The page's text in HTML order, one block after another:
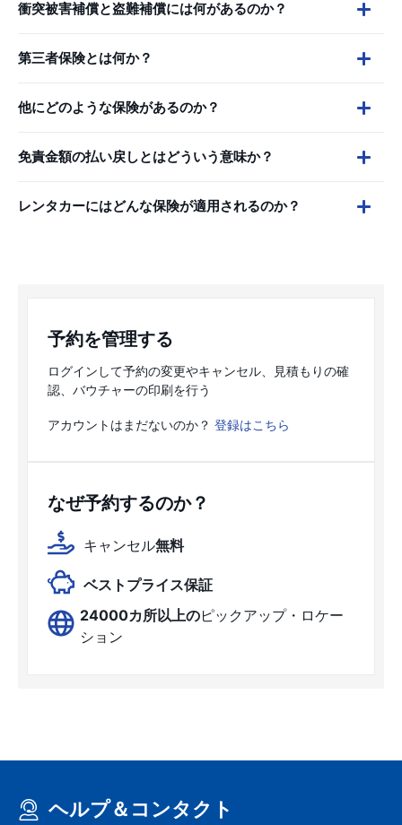
衝突被害補償と盗難補償には何があるのか？
第三者保険とは何か？
他にどのような保険があるのか？
免責金額の払い戻しとはどういう意味か？
レンタカーにはどんな保険が適用されるのか？
予約を管理する
ログインして予約の変更やキャンセル、見積もりの確
認、バウチャーの印刷を行う
アカウントはまだないのか？ 登録はこちら
なぜ予約するのか？
キャンセル無料
ベストプライス保証
24000カ所以上のピックアップ・ロケー
ション
ヘルプ＆コンタクト